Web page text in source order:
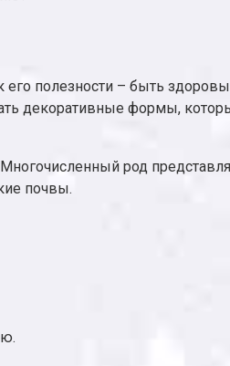
полезности – быть
декоративные формы,
род
почвы.